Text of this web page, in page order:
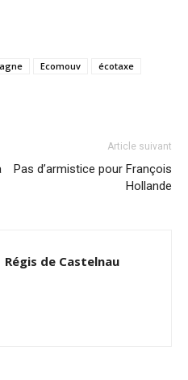
Ecomouv
écotaxe
Article suivant
Pas d’armistice pour François
Hollande
Régis de Castelnau